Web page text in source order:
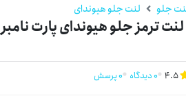
جلو لنت جلو هیوندای
لنت ترمز جلو هیوندای پارت نامبر HYUNDAI 58101-2WA00 جنیون (اصلی)
4.5 0 دیدگاه
0 پرسش